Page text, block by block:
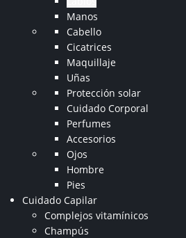
Manos
Cabello
Cicatrices
Maquillaje
Uñas
Protección solar
Cuidado Corporal
Perfumes
Accesorios
Ojos
Hombre
Pies
Cuidado Capilar
Complejos vitamínicos
Champús